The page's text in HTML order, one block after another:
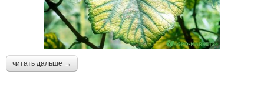
читать дальше →